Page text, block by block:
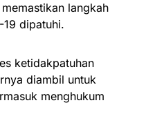
langkah
19 dipatuhi.
ketidakpatuhan
diambil untuk
menghukum